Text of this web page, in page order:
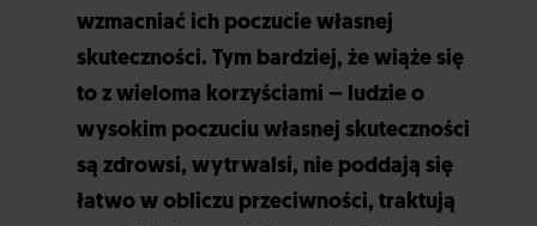
wzmacniać ich poczucie własnej
skuteczności. Tym bardziej, że wiąże się
to z wieloma korzyściami – ludzie o
wysokim poczuciu własnej skuteczności
są zdrowsi, wytrwalsi, nie poddają się
łatwo w obliczu przeciwności, traktują